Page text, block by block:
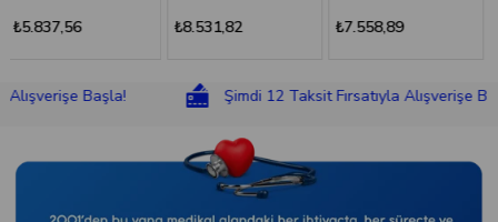
₺8.531,82 ₺7.558,89 ₺8.831,18
Başla! Şimdi 12 Taksit Fırsatıyla Alışverişe Başla!